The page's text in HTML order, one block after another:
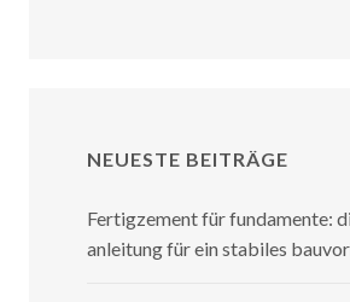
NEUESTE BEITRÄGE
Fertigzement für fundamente:
anleitung für ein stabiles